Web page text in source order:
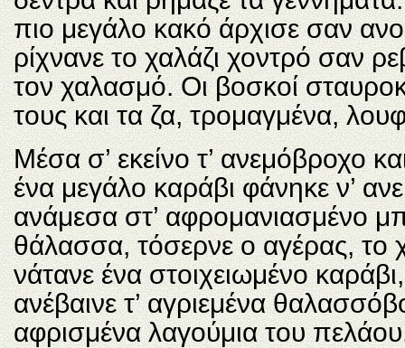
πιο μεγάλο κακό άρχισε σαν
ρίχνανε το χαλάζι χοντρό σαν
τον χαλασμό. Οι βοσκοί
τους και τα ζα, τρομαγμένα,
Μέσα σ’ εκείνο τ’ ανεμόβροχο
ένα μεγάλο καράβι φάνηκε ν’
ανάμεσα στ’ αφρομανιασμένο
θάλασσα, τόσερνε ο αγέρας, το
νάτανε ένα στοιχειωμένο
ανέβαινε τ’ αγριεμένα
αφρισμένα λαγούμια του